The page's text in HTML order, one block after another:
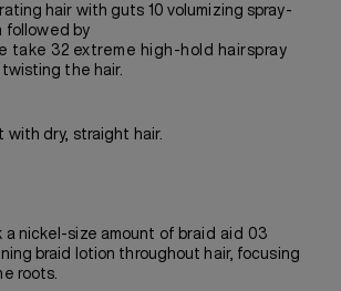
hair with guts 10 volumizing spray-
followed by
take 32 extreme high-hold hairspray
twisting the hair.
with dry, straight hair.
a nickel-size amount of braid aid 03
braid lotion throughout hair, focusing
roots.